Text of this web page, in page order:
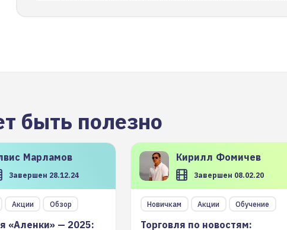
быть полезно
Марламов
Завершен 28.12.24
Акции Обзор
«Аленки» — 2025:
Кирилл Фомичев
Завершен 08.02.20
Новичкам Акции Обучение
Торговля по новостям: